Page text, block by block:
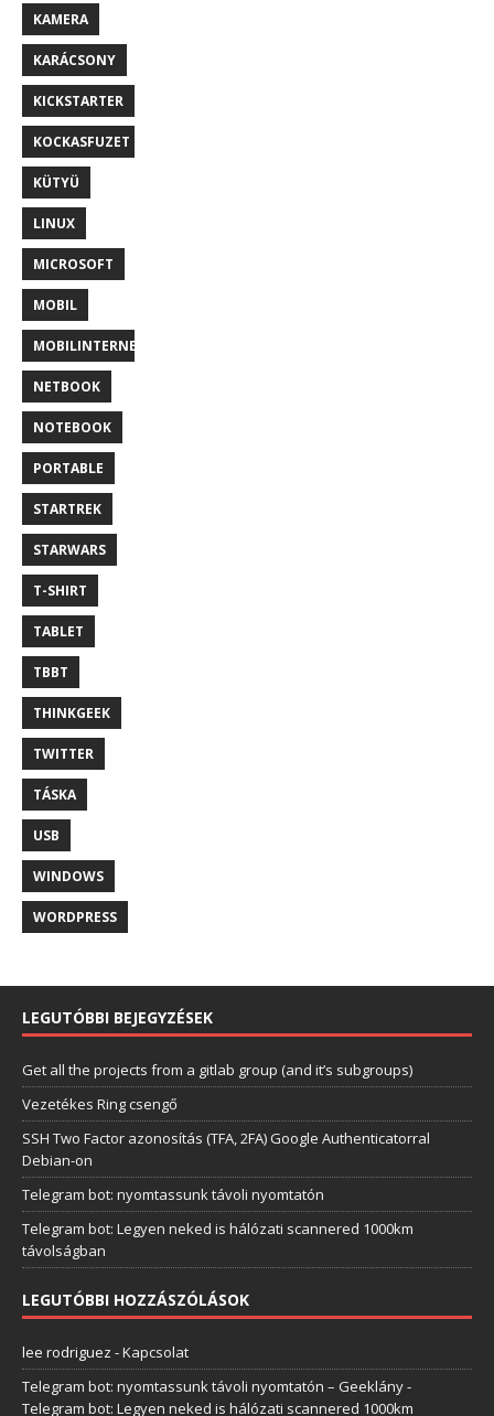
KAMERA
KARÁCSONY
KICKSTARTER
KOCKASFUZET
KÜTYÜ
LINUX
MICROSOFT
MOBIL
MOBILINTERNET
NETBOOK
NOTEBOOK
PORTABLE
STARTREK
STARWARS
T-SHIRT
TABLET
TBBT
THINKGEEK
TWITTER
TÁSKA
USB
WINDOWS
WORDPRESS
LEGUTÓBBI BEJEGYZÉSEK
Get all the projects from a gitlab group (and it’s subgroups)
Vezetékes Ring csengő
SSH Two Factor azonosítás (TFA, 2FA) Google Authenticatorral
Debian-on
Telegram bot: nyomtassunk távoli nyomtatón
Telegram bot: Legyen neked is hálózati scannered 1000km
távolságban
LEGUTÓBBI HOZZÁSZÓLÁSOK
lee rodriguez -Kapcsolat
Telegram bot: nyomtassunk távoli nyomtatón – Geeklány-
Telegram bot: Legyen neked is hálózati scannered 1000km